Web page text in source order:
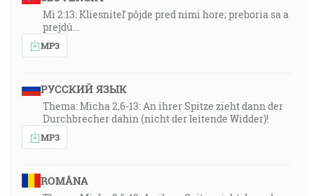
Mi 2:13: Kliesniteľ pôjde pred nimi hore; preboria sa a
prejdú…
MP3
РУССКИЙ ЯЗЫК
Thema: Micha 2,6-13: An ihrer Spitze zieht dann der
Durchbrecher dahin (nicht der leitende Widder)!
MP3
ROMÂNA